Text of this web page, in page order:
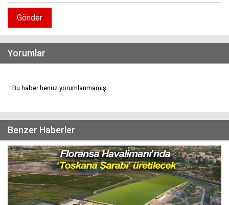
Gönder
Yorumlar
Bu haber henüz yorumlanmamış...
Benzer Haberler